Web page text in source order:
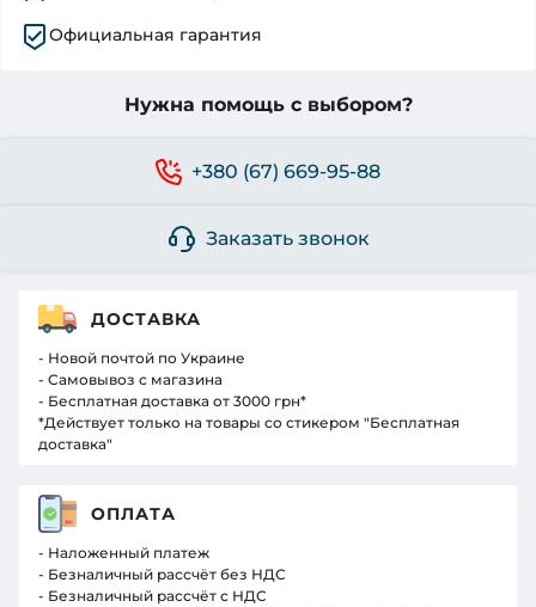
Официальная гарантия
Нужна помощь с выбором?
+380 (67) 669-95-88
Заказать звонок
ДОСТАВКА
- Новой почтой по Украине
- Самовывоз с магазина
- Бесплатная доставка от 3000 грн*
*Действует только на товары со стикером "Бесплатная
доставка"
ОПЛАТА
- Наложенный платеж
- Безналичный рассчёт без НДС
- Безналичный рассчёт с НДС